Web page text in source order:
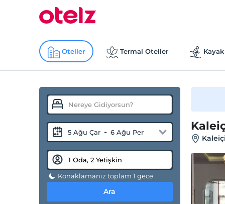
Oteller Termal Oteller
5 Ağu Çar - 6 Ağu Per
Konaklamanız toplam 1 gece
Ara